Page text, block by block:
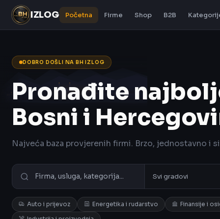
IZLOG Početna Firme Shop B2B
DOBRO DOŠLI NA BH IZLOG
Pronađite
Bosni i
Najveća baza provjerenih firmi. Brzo, jednostavno i
Auto i prijevoz Energetika i rudarstvo Finansije i